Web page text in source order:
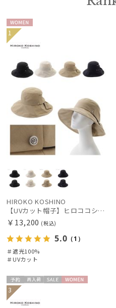
WOME
N
1
HIROKO KOSHINO
【UVカット帽子】ヒロココシノ（HIROKO KOSHINO）リボンハット 遮光100 UV100 手洗いOK サイズ調整
￥13,200 (税込)
5.0 （1）
＃遮光100%
＃UVカット
予約
荷
3